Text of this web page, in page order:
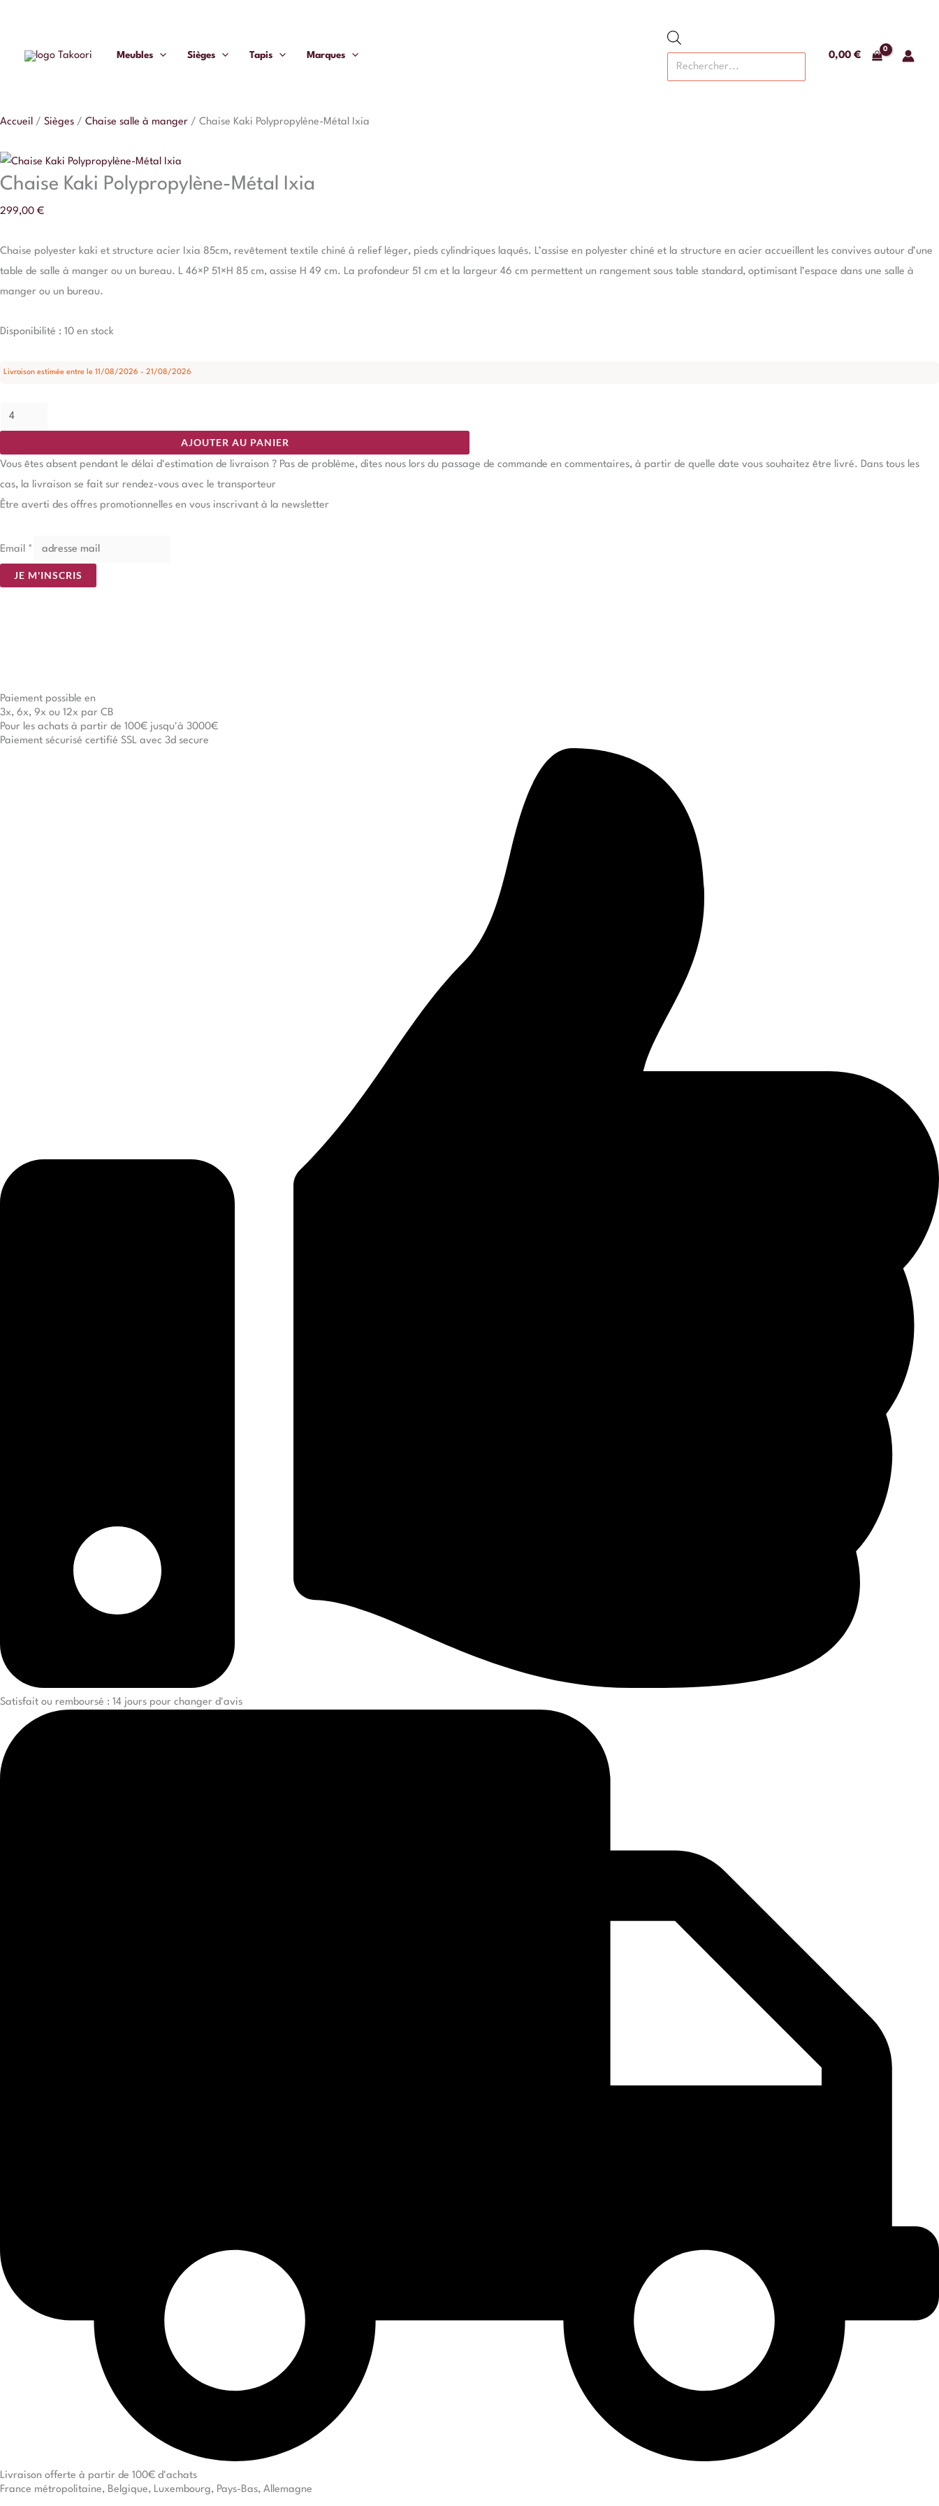
contenu
Meubles Sièges Tapis Marques
produits
0,00 €
Accueil / Sièges / Chaise salle à manger / Chaise Kaki Polypropylène-Métal Ixia
Chaise Kaki Polypropylène-Métal Ixia
299,00 €
Chaise polyester kaki et structure acier Ixia 85cm, revêtement textile chiné à relief léger, pieds cylindriques laqués. L’assise en polyester chiné et la structure en acier accueillent les convives autour d’une
table de salle à manger ou un bureau. L 46×P 51×H 85 cm, assise H 49 cm. La profondeur 51 cm et la largeur 46 cm permettent un rangement sous table standard, optimisant l’espace dans une salle à
manger ou un bureau.
Disponibilité : 10 en stock
Livraison estimée entre le 11/08/2026 - 21/08/2026
Chaise
AJOUTER AU PANIER
Vous êtes absent pendant le délai d'estimation de livraison ? Pas de problème, dites nous lors du passage de commande en commentaires, à partir de quelle date vous souhaitez être livré. Dans tous les
cas, la livraison se fait sur rendez-vous avec le transporteur
Être averti des offres promotionnelles en vous inscrivant à la newsletter
Email *
JE M'INSCRIS
Paiement possible en
3x, 6x, 9x ou 12x par CB
Pour les achats à partir de 100€ jusqu'à 3000€
Paiement sécurisé certifié SSL avec 3d secure
Satisfait ou remboursé : 14 jours pour changer d'avis
Livraison offerte à partir de 100€ d'achats
France métropolitaine, Belgique, Luxembourg, Pays-Bas, Allemagne